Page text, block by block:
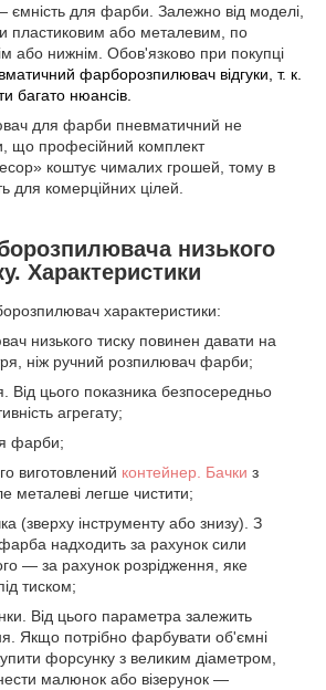
ємність для фарби. Залежно від моделі,
пластиковим або металевим, по
або нижнім. Обов'язково при покупці
фарборозпилювач відгуки, т. к.
багато нюансів.
для фарби пневматичний не
що професійний комплект
коштує чималих грошей, тому в
для комерційних цілей.
низького
Характеристики
характеристики:
низького тиску повинен давати на
ніж ручний розпилювач фарби;
Від цього показника безпосередньо
агрегату;
фарби;
виготовлений контейнер. Бачки з
металеві легше чистити;
(зверху інструменту або знизу). З
надходить за рахунок сили
— за рахунок розрідження, яке
тиском;
Від цього параметра залежить
Якщо потрібно фарбувати об'ємні
форсунку з великим діаметром,
малюнок або візерунок —